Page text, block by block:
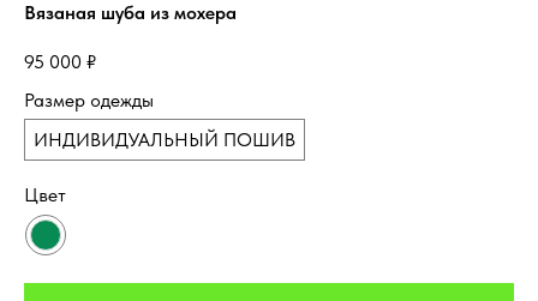
Вязаная шуба из мохера
95 000 ₽
Размер одежды
ИНДИВИДУАЛЬНЫЙ ПОШИВ
Цвет